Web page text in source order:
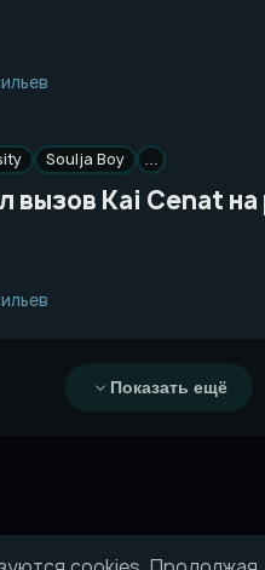
Soulja Boy …
вызов Kai Cenat на
Показать ещё